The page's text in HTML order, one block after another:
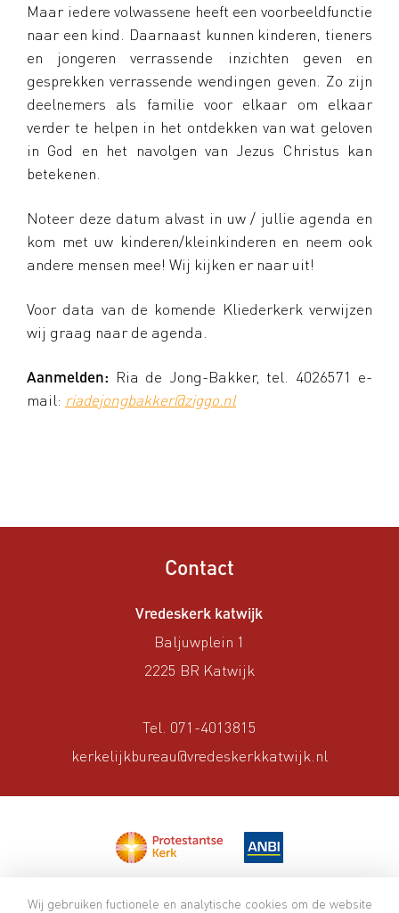
Wij gebruiken fuctionele en analytische cookies om de website
Maar iedere volwassene heeft een voorbeeldfunctie
naar een kind. Daarnaast kunnen kinderen, tieners
en jongeren verrassende inzichten geven en
gesprekken verrassende wendingen geven. Zo zijn
deelnemers als familie voor elkaar om elkaar
verder te helpen in het ontdekken van wat geloven
in God en het navolgen van Jezus Christus kan
betekenen.
Noteer deze datum alvast in uw / jullie agenda en
kom met uw kinderen/kleinkinderen en neem ook
andere mensen mee! Wij kijken er naar uit!
Voor data van de komende Kliederkerk verwijzen
wij graag naar de agenda.
Aanmelden: Ria de Jong-Bakker, tel. 4026571 e-
mail: riadejongbakker@ziggo.nl
Contact
Vredeskerk katwijk
Baljuwplein 1
2225 BR Katwijk
Tel. 071-4013815
kerkelijkbureau@vredeskerkkatwijk.nl
©2026 Vredeskerk katwijk - Privacyverklaring
-